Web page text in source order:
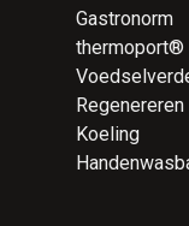
Gastronorm
thermoport®
Regenereren
Koeling